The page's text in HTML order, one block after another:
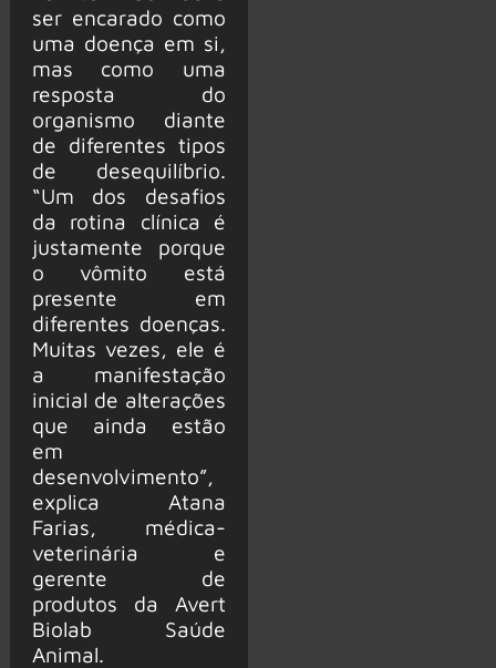
ser encarado como
uma doença em si,
mas como uma
resposta do
organismo diante
de diferentes tipos
de desequilíbrio.
“Um dos desafios
da rotina clínica é
justamente porque
o vômito está
presente em
diferentes doenças.
Muitas vezes, ele é
a manifestação
inicial de alterações
que ainda estão
em
desenvolvimento”,
explica Atana
Farias, médica-
veterinária e
gerente de
produtos da Avert
Biolab Saúde
Animal.